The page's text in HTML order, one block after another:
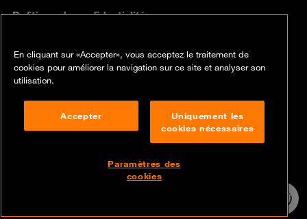
Politique de confidentialité
Cookies
Conformité
Lancer une alerte
En cliquant sur «Accepter», vous acceptez le traitement de
cookies pour améliorer la navigation sur ce site et analyser son
utilisation.
Accepter
Uniquement les
cookies nécessaires
Paramètres des
cookies